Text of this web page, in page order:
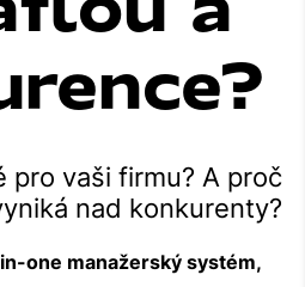
pro vaši firmu? A proč
nad konkurenty?
one manažerský systém,